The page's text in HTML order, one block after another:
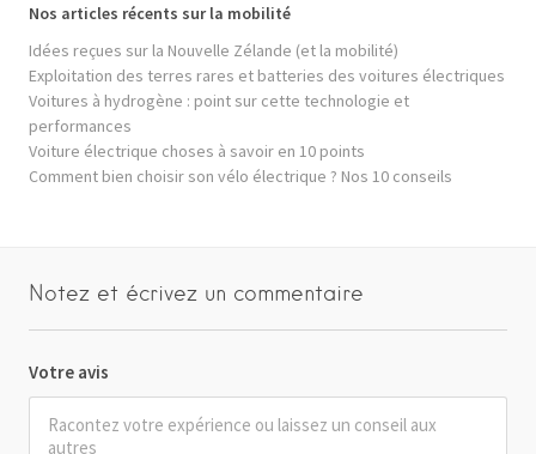
Nos articles récents sur la mobilité
Idées reçues sur la Nouvelle Zélande (et la mobilité)
Exploitation des terres rares et batteries des voitures électriques
Voitures à hydrogène : point sur cette technologie et
performances
Voiture électrique choses à savoir en 10 points
Comment bien choisir son vélo électrique ? Nos 10 conseils
Notez et écrivez un commentaire
Votre avis